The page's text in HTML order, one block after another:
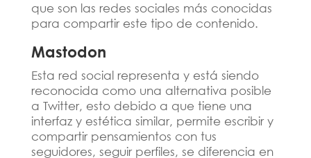
que son las redes sociales más conocidas
para compartir este tipo de contenido.
Mastodon
Esta red social representa y está siendo
reconocida como una alternativa posible
a Twitter, esto debido a que tiene una
interfaz y estética similar, permite escribir y
compartir pensamientos con tus
seguidores, seguir perfiles, se diferencia en